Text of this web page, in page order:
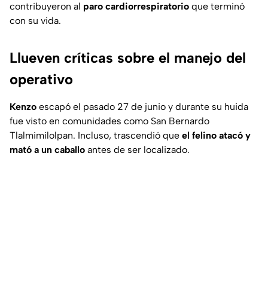
contribuyeron al paro cardiorrespiratorio que terminó
con su vida.
Llueven críticas sobre el manejo del
operativo
Kenzo escapó el pasado 27 de junio y durante su huida
fue visto en comunidades como San Bernardo
Tlalmimilolpan. Incluso, trascendió que el felino atacó y
mató a un caballo antes de ser localizado.